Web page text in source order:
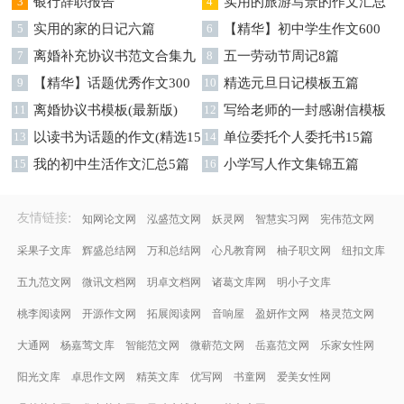
九篇
5 实用的家的日记六篇 6
【精华】初中学生作文600
字集合十篇
7
离婚补充协议书范文合集九
篇
8 五一劳动节周记8篇
9
【精华】话题优秀作文300
字集合9篇
10 精选元旦日记模板五篇
11 离婚协议书模板(最新版) 12 写给老师的一封感谢信模板
汇编9篇
13
以读书为话题的作文(精选15
篇)
14 单位委托个人委托书15篇
15 我的初中生活作文汇总5篇 16 小学写人作文集锦五篇
友情链接: 知网论文网 泓盛范文网 妖灵网 智慧实习网 宪伟范文网
采果子文库 辉盛总结网 万和总结网 心凡教育网 柚子职文网 纽扣文库
五九范文网 微讯文档网 玥卓文档网 诸葛文库网 明小子文库
桃李阅读网 开源作文网 拓展阅读网 音响屋 盈妍作文网 格灵范文网
大通网 杨嘉莺文库 智能范文网 微蕲范文网 岳嘉范文网 乐家女性网
阳光文库 卓思作文网 精英文库 优写网 书童网 爱美女性网